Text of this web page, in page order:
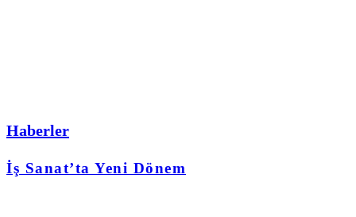
Haberler
İş Sanat’ta Yeni Dönem